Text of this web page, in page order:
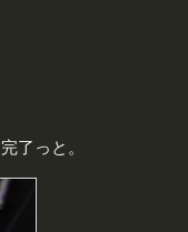
了っと。